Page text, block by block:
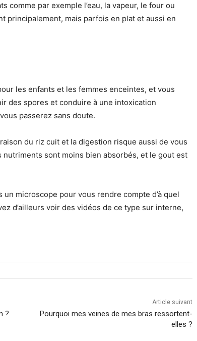
comme par exemple l’eau, la vapeur, le four ou
principalement, mais parfois en plat et aussi en
les enfants et les femmes enceintes, et vous
des spores et conduire à une intoxication
passerez sans doute.
du riz cuit et la digestion risque aussi de vous
sont moins bien absorbés, et le gout est
microscope pour vous rendre compte d’à quel
d’ailleurs voir des vidéos de ce type sur interne,
?
Article suivant
Pourquoi mes veines de mes bras ressortent-
elles ?